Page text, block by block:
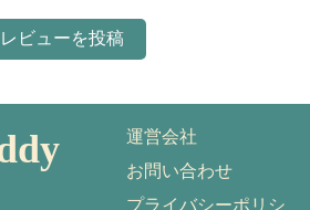
運営会社
お問い合わせ
プライバシーポリシ